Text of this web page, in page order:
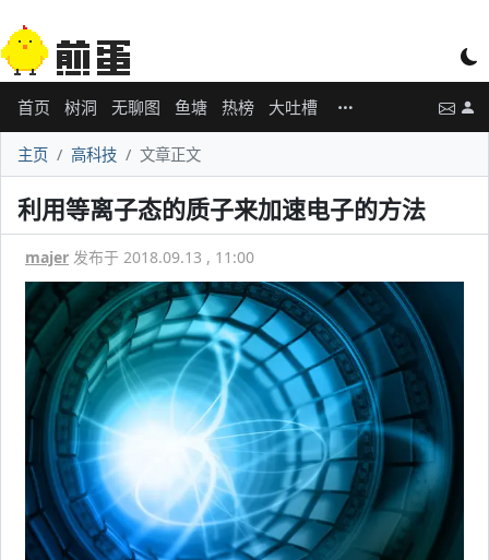
首页 树洞 无聊图 鱼塘 热榜 大吐槽
主页 高科技 文章正文
利用等离子态的质子来加速电子的方法
majer 发布于 2018.09.13 , 11:00